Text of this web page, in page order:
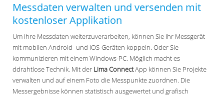
Messdaten verwalten und versenden mit
kostenloser Applikation
Um Ihre Messdaten weiterzuverarbeiten, können Sie Ihr Messgerät
mit mobilen Android- und iOS-Geräten koppeln. Oder Sie
kommunizieren mit einem Windows-PC. Möglich macht es
ddrahtlose Technik. Mit der Lima ConnectApp können Sie Projekte
verwalten und auf einem Foto die Messpunkte zuordnen. Die
Messergebnisse können statistisch ausgewertet und grafisch